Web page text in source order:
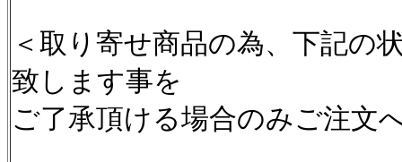
＜取り寄せ商品の為、下記の
致します事を
ご了承頂ける場合のみご注文